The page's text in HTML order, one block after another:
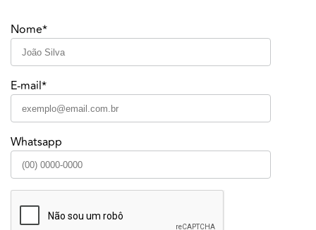
Nome*
E-mail*
Whatsapp